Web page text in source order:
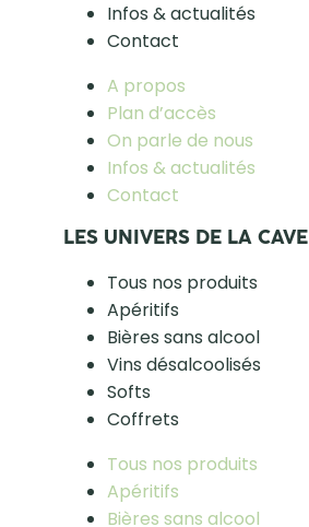
Infos & actualités
Contact
A propos
Plan d’accès
On parle de nous
Infos & actualités
Contact
LES UNIVERS DE LA CAVE
Tous nos produits
Apéritifs
Bières sans alcool
Vins désalcoolisés
Softs
Coffrets
Tous nos produits
Apéritifs
Bières sans alcool